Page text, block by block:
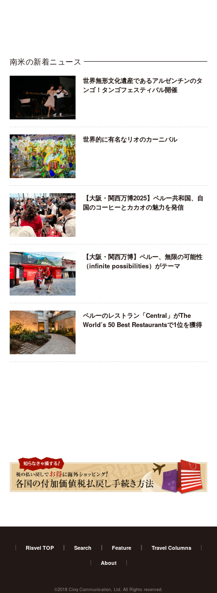
南米の新着ニュース
世界無形文化遺産であるアルゼンチンのタ
ンゴ！タンゴフェスティバル開催
世界的に有名なリオのカーニバル
【大阪・関西万博2025】ペルー共和国、自
国のコーヒーとカカオの魅力を発信
【大阪・関西万博】ペルー、無限の可能性
（infinite possibilities）がテーマ
ペルーのレストラン「Central」がThe
World’s 50 Best Restaurantsで1位を獲得
Risvel TOP Search Feature Travel Columns
About
©2018 Cinq Communication, Ltd. All Rights reserved.